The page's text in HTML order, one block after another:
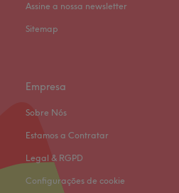
Assine a nossa newsletter
Sitemap
Empresa
Sobre Nós
Estamos a Contratar
Legal & RGPD
Configurações de cookie